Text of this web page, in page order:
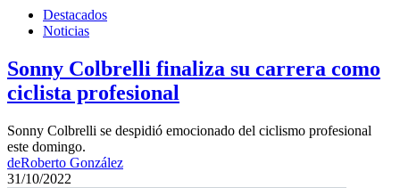
Destacados
Noticias
Sonny Colbrelli finaliza su carrera como
ciclista profesional
Sonny Colbrelli se despidió emocionado del ciclismo profesional
este domingo.
deRoberto González
31/10/2022